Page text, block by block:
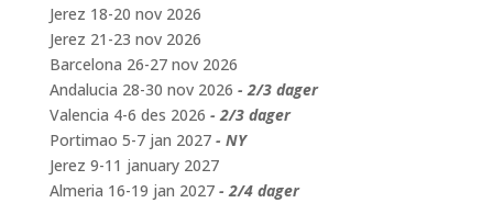
Jerez 18-20 nov 2026
Jerez 21-23 nov 2026
Barcelona 26-27 nov 2026
Andalucia 28-30 nov 2026 - 2/3 dager
Valencia 4-6 des 2026 - 2/3 dager
Portimao 5-7 jan 2027 - NY
Jerez 9-11 january 2027
Almeria 16-19 jan 2027 - 2/4 dager